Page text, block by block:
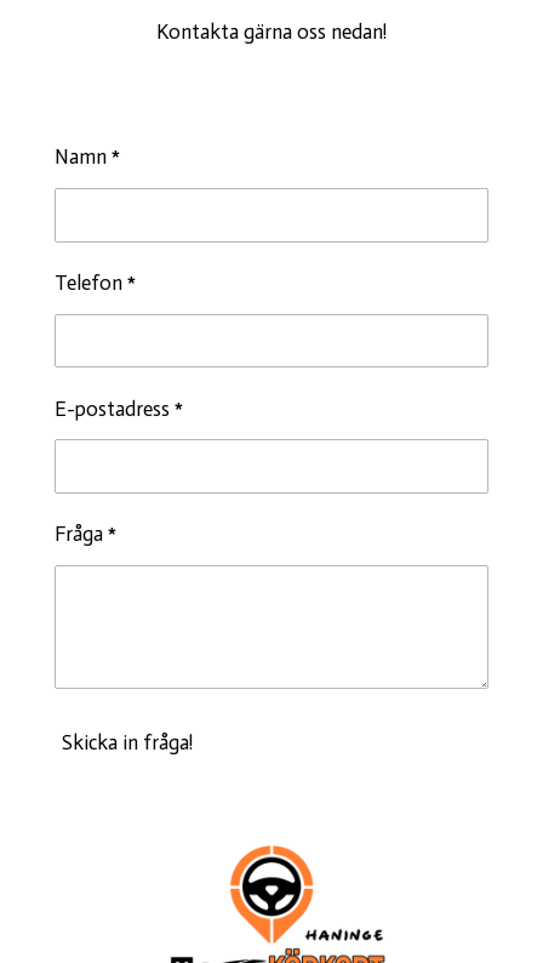
Kontakta gärna oss nedan!
Namn *
Telefon *
E-postadress *
Fråga *
Skicka in fråga!